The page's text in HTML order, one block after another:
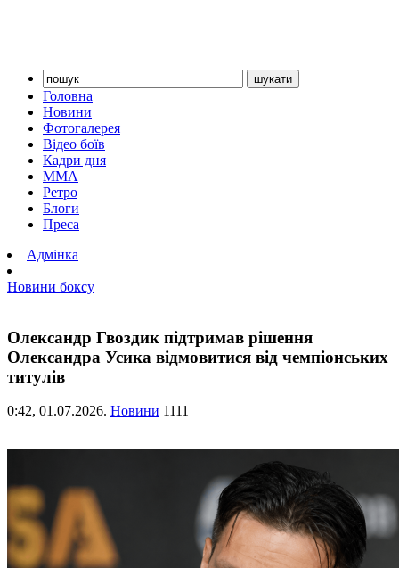
Головна
Новини
Фотогалерея
Відео боїв
Кадри дня
ММА
Ретро
Блоги
Преса
Адмінка
Новини боксу
Олександр Гвоздик підтримав рішення
Олександра Усика відмовитися від чемпіонських
титулів
0:42, 01.07.2026. Новини 1111